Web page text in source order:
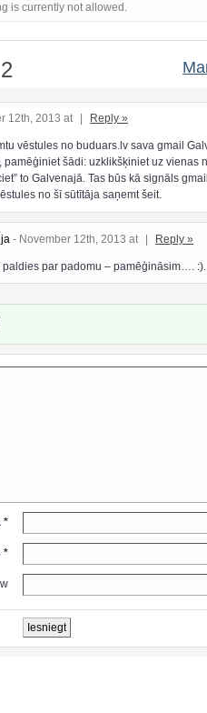
is currently not allowed.
12th, 2013 at Reply »
vēstules no buduars.lv sava gmail
pamēģiniet šādi: uzklikšķiniet uz vienas
to Galvenajā. Tas būs kā signāls
no šī sūtītāja saņemt šeit.
- November 12th, 2013 at | Reply »
paldies par padomu – pamēģināsim…. :).
*
*